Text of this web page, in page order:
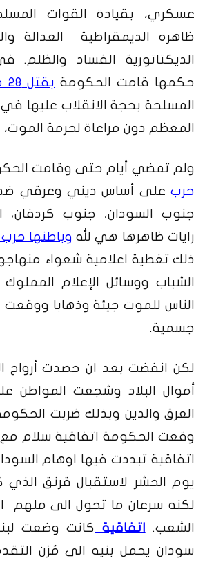
عسكري، بقيادة القوات
ظاهره الديمقراطية العدالة
الديكتاتورية الفساد
حكمها قامت الحكومة بقتل 28 ضابط
المسلحة بحجة الانقلاب عليها
المعظم دون مراعاة لحرمة
ولم تمضي أيام حتى وقامت
حرب على أساس ديني وعرقي
جنوب السودان، جنوب كردفان،
رايات ظاهرها هي لله وباطنها
ذلك تغطية اعلامية شعواء
الشباب ووسائل الإعلام
الناس للموت جيئة وذهابا ووقعت
جسمية.
لكن انفضت بعد ان حصدت أرواح
أموال البلاد وشجعت المواطن
العرق والدين وبذلك ضربت
وقعت الحكومة اتفاقية سلام مع
اتفاقية تبددت فيها اوهام
يوم الحشر لاستقبال قرنق
لكنه سرعان ما تحول الى
الشعب. اتفاقية
كانت وضعت
سودان يحمل بنيه الى مُزن